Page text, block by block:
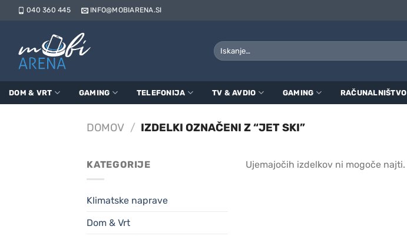
Skoči 040 360 445 INFO@MOBIARENA.SI
Išči:
DOM & VRT GAMING TELEFONIJA TV & AVDIO GAMING RAČUNALNIŠTVO
DOMOV / IZDELKI OZNAČENI Z “JET SKI”
KATEGORIJE
Klimatske naprave
Dom & Vrt
Ujemajočih izdelkov ni mogoče najti.